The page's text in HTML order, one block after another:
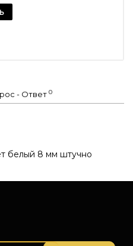
- Ответ 0
белый 8 мм штучно